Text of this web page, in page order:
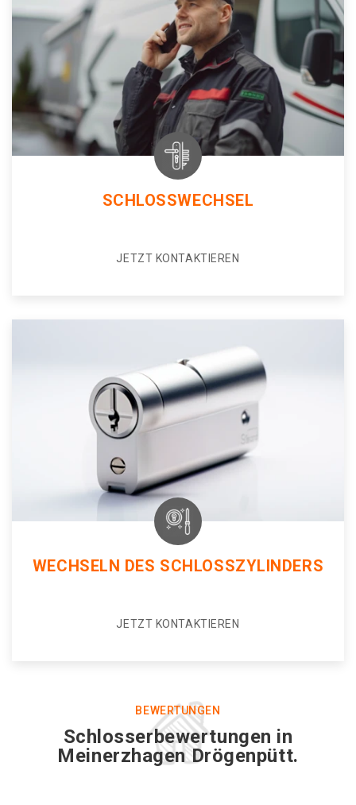
SCHLOSSWECHSEL
JETZT KONTAKTIEREN
WECHSELN DES SCHLOSSZYLINDERS
JETZT KONTAKTIEREN
BEWERTUNGEN
Schlosserbewertungen in
Meinerzhagen Drögenpütt.